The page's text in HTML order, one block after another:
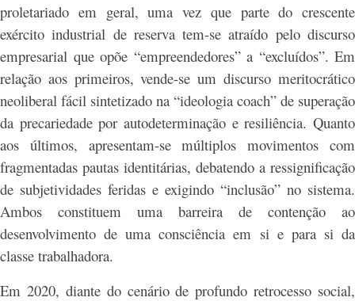
proletariado em geral, uma vez que parte do crescente
exército industrial de reserva tem-se atraído pelo discurso
empresarial que opõe “empreendedores” a “excluídos”. Em
relação aos primeiros, vende-se um discurso meritocrático
neoliberal fácil sintetizado na “ideologia coach” de superação
da precariedade por autodeterminação e resiliência. Quanto
aos últimos, apresentam-se múltiplos movimentos com
fragmentadas pautas identitárias, debatendo a ressignificação
de subjetividades feridas e exigindo “inclusão” no sistema.
Ambos constituem uma barreira de contenção ao
desenvolvimento de uma consciência em si e para si da
classe trabalhadora.
Em 2020, diante do cenário de profundo retrocesso social,